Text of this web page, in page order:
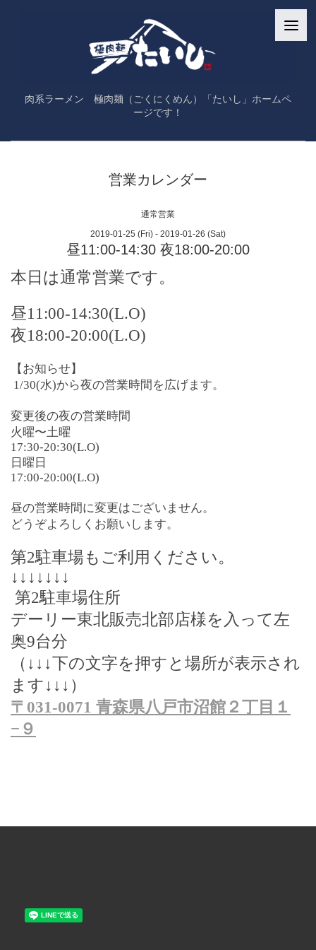
肉系ラーメン 極肉麺（ごくにくめん）「たいし」ホームペ
ージです！
営業カレンダー
通常営業
2019-01-25 (Fri) - 2019-01-26 (Sat)
昼11:00-14:30 夜18:00-20:00
本日は通常営業です。
昼11:00-14:30(L.O)
夜18:00-20:00(L.O)
【お知らせ】
1/30(水)から夜の営業時間を広げます。
変更後の夜の営業時間
火曜〜土曜
17:30-20:30(L.O)
日曜日
17:00-20:00(L.O)
昼の営業時間に変更はございません。
どうぞよろしくお願いします。
第2駐車場もご利用ください。
↓↓↓↓↓↓↓
第2駐車場住所
デーリー東北販売北部店様を入って左
奥9台分
（ ↓↓↓下の文字を押すと場所が表示され
ます ↓↓↓ ）
〒 031-0071 青森県八戸市沼館２丁目１
− ９